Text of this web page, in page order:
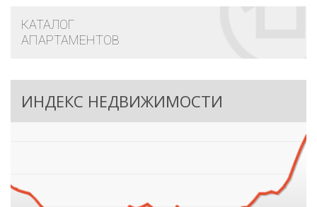
КАТАЛОГ
АПАРТАМЕНТОВ
ИНДЕКС НЕДВИЖИМОСТИ